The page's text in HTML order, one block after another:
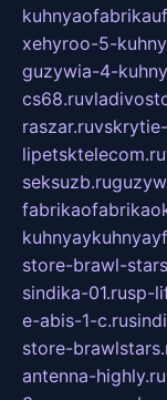
xehyroo-5-
guzywia-4-
cs68.ru
raszar.ru
lipetsktelecom.ru
seksuzb.ru
store-brawl-
sindika-01.rusp-
e-abis-1-c.ru
store-
antenna-highly.ru